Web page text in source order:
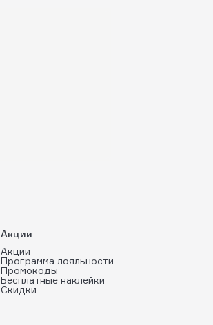
Акции
Акции
Программа лояльности
Промокоды
Бесплатные наклейки
Скидки